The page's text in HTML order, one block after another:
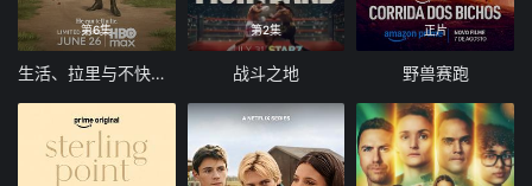
第6集
生活、拉里与不快乐的追求：一部美国史
第2集
战斗之地
正片
野兽赛跑